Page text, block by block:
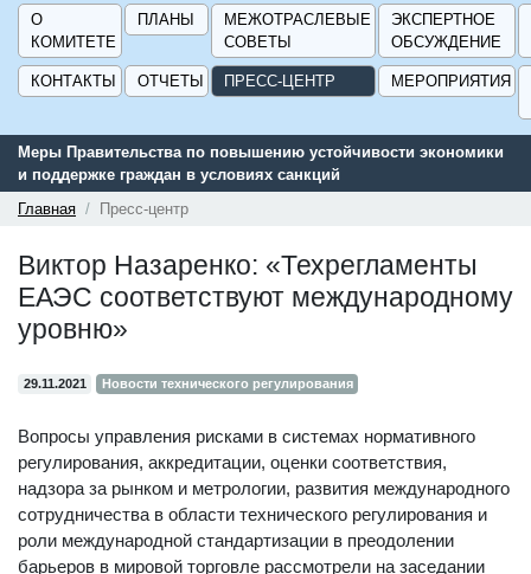
О
КОМИТЕТЕ
ПЛАНЫ
МЕЖОТРАСЛЕВЫЕ
СОВЕТЫ
ЭКСПЕРТНОЕ
ОБСУЖДЕНИЕ
КОНТАКТЫ ОТЧЕТЫ ПРЕСС-ЦЕНТР МЕРОПРИЯТИЯ
экономики Сервис поиска и подбора субсидий и мер
поддержки для предприятий - «Навигатор
ГИСП».
Главная Пресс-центр
Виктор Назаренко: «Техрегламенты
ЕАЭС соответствуют международному
уровню»
29.11.2021 Новости технического регулирования
Вопросы управления рисками в системах нормативного
регулирования, аккредитации, оценки соответствия,
надзора за рынком и метрологии, развития международного
сотрудничества в области технического регулирования и
роли международной стандартизации в преодолении
барьеров в мировой торговле рассмотрели на заседании